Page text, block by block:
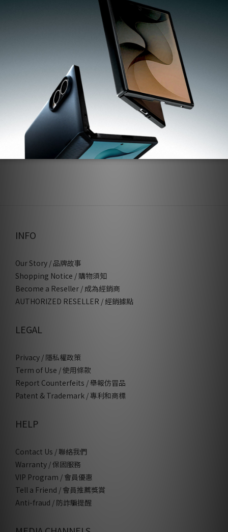
INFO
Our Story / 品牌故事
Shopping Notice / 購物須知
Become a Reseller / 成為經銷商
AUTHORIZED RESELLER / 經銷據點
LEGAL
Privacy / 隱私權政策
Term of Use / 使用條款
Report Counterfeits / 舉報仿冒品
Patent & Trademark / 專利和商標
HELP
Contact Us / 聯絡我們
Warranty / 保固服務
VIP Program / 會員優惠
Tell a Friend / 會員推薦獎賞
Anti-fraud / 防詐騙提醒